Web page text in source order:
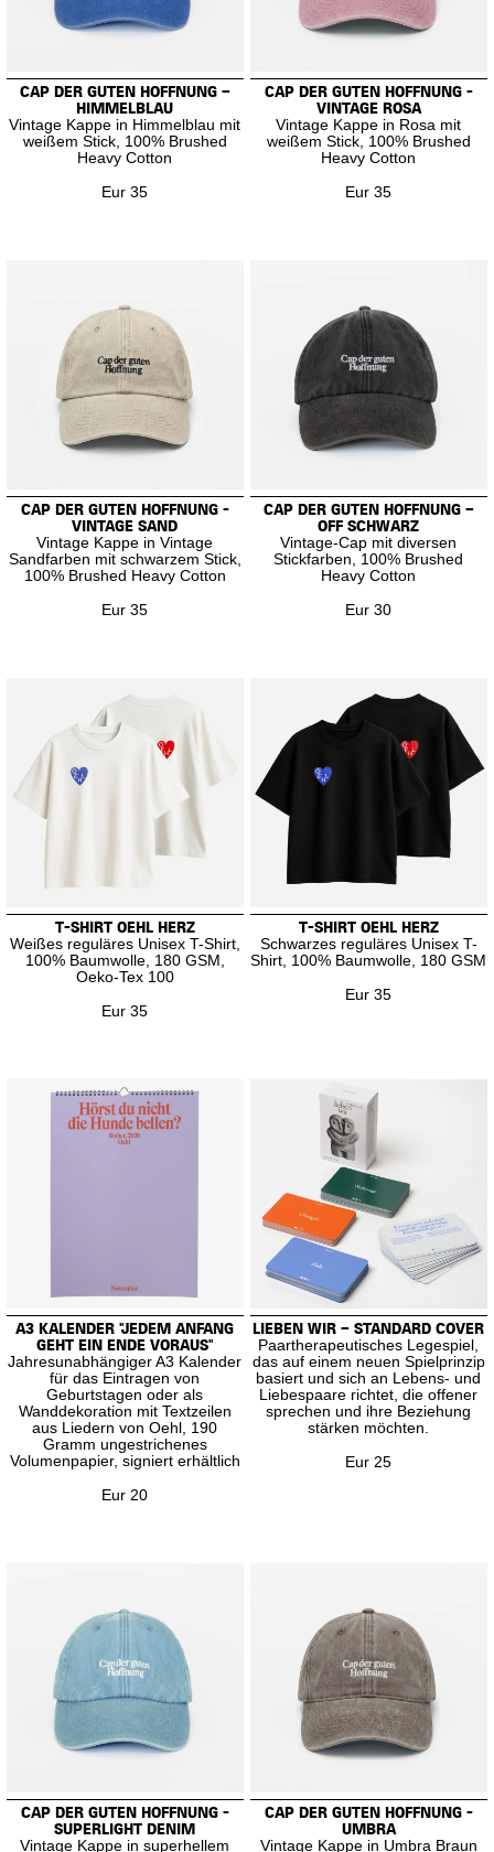
CAP DER GUTEN HOFFNUNG –
HIMMELBLAU
Vintage Kappe in Himmelblau mit
weißem Stick, 100% Brushed
Heavy Cotton
Eur 35
CAP DER GUTEN HOFFNUNG -
VINTAGE ROSA
Vintage Kappe in Rosa mit
weißem Stick, 100% Brushed
Heavy Cotton
Eur 35
CAP DER GUTEN HOFFNUNG -
VINTAGE SAND
Vintage Kappe in Vintage
Sandfarben mit schwarzem Stick,
100% Brushed Heavy Cotton
Eur 35
CAP DER GUTEN HOFFNUNG –
OFF SCHWARZ
Vintage-Cap mit diversen
Stickfarben, 100% Brushed
Heavy Cotton
Eur 30
T-SHIRT OEHL HERZ
Weißes reguläres Unisex T-Shirt,
100% Baumwolle, 180 GSM,
Oeko-Tex 100
Eur 35
T-SHIRT OEHL HERZ
Schwarzes reguläres Unisex T-
Shirt, 100% Baumwolle, 180 GSM
Eur 35
A3 KALENDER "JEDEM ANFANG
GEHT EIN ENDE VORAUS"
Jahresunabhängiger A3 Kalender
für das Eintragen von
Geburtstagen oder als
Wanddekoration mit Textzeilen
aus Liedern von Oehl, 190
Gramm ungestrichenes
Volumenpapier, signiert erhältlich
Eur 20
LIEBEN WIR – STANDARD COVER
Paartherapeutisches Legespiel,
das auf einem neuen Spielprinzip
basiert und sich an Lebens- und
Liebespaare richtet, die offener
sprechen und ihre Beziehung
stärken möchten.
Eur 25
CAP DER GUTEN HOFFNUNG -
SUPERLIGHT DENIM
Vintage Kappe in superhellem
CAP DER GUTEN HOFFNUNG -
UMBRA
Vintage Kappe in Umbra Braun